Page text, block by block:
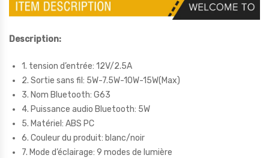
Description:
1. tension d’entrée: 12V/2.5A
2. Sortie sans fil: 5W-7.5W-10W-15W(Max)
3. Nom Bluetooth: G63
4. Puissance audio Bluetooth: 5W
5. Matériel: ABS PC
6. Couleur du produit: blanc/noir
7. Mode d’éclairage: 9 modes de lumière